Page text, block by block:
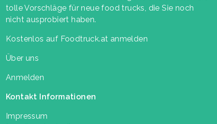
tolle Vorschläge für neue food trucks, die Sie noch
nicht ausprobiert haben.
Kostenlos auf Foodtruck.at anmelden
Über uns
Anmelden
Kontakt Informationen
Impressum